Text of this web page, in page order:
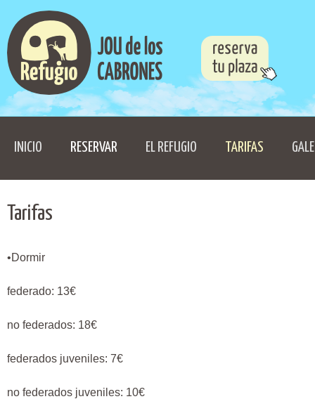
INICIO RESERVAR EL REFUGIO TARIFAS
Tarifas
•Dormir
federado: 13€
no federados: 18€
federados juveniles: 7€
no federados juveniles: 10€